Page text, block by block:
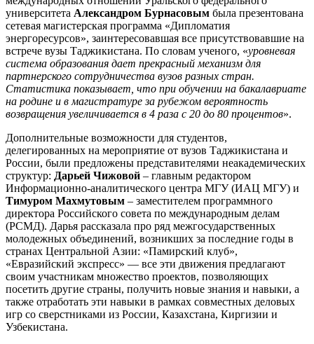
университета Александром Бурнасовым была презентована
сетевая магистерская программа «Дипломатия
энергоресурсов», заинтересовавшая все присутствовавшие на
встрече вузы Таджикистана. По словам ученого, «уровневая
система образования дает прекрасный механизм для
партнерского сотрудничества вузов разных стран.
Статистика показывает, что при обучении на бакалавриате
на родине и в магистратуре за рубежом вероятность
возвращения увеличивается в 4 раза с 20 до 80 процентов».
Дополнительные возможности для студентов,
делегированных на мероприятие от вузов Таджикистана и
России, были предложены представителями неакадемических
структур: Дарьей Чижовой – главным редактором
Информационно-аналитического центра МГУ (ИАЦ МГУ) и
Тимуром Махмутовым – заместителем программного
директора Российского совета по международным делам
(РСМД). Дарья рассказала про ряд межгосударственных
молодежных объединений, возникших за последние годы в
странах Центральной Азии: «Памирский клуб»,
«Евразийский экспресс» — все эти движения предлагают
своим участникам множество проектов, позволяющих
посетить другие страны, получить новые знания и навыки, а
также отработать эти навыки в рамках совместных деловых
игр со сверстниками из России, Казахстана, Киргизии и
Узбекистана.